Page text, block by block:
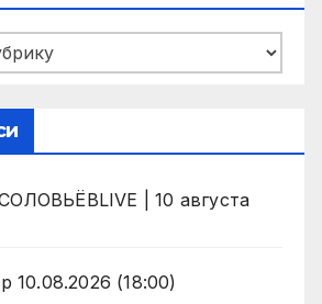
| 10 августа
10.08.2026 (18:00)